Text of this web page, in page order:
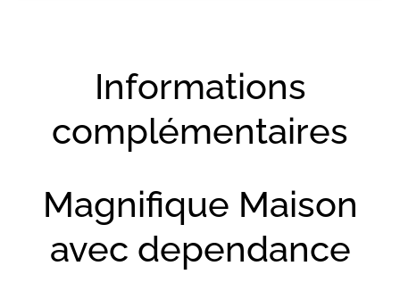
Informations
complémentaires
Magnifique Maison
avec dependance